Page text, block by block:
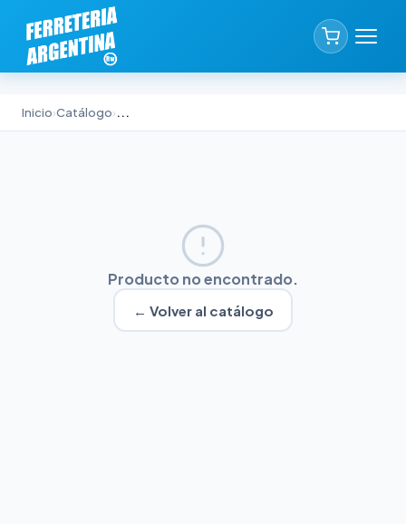
Inicio›Catálogo›...
Producto no encontrado.
← Volver al catálogo